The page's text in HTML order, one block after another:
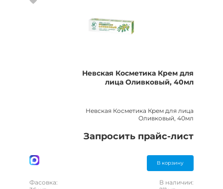
Невская Косметика Крем для
лица Оливковый, 40мл
Невская Косметика Крем для лица
Оливковый, 40мл
Запросить прайс-лист
В корзину
Фасовка:
В наличии: